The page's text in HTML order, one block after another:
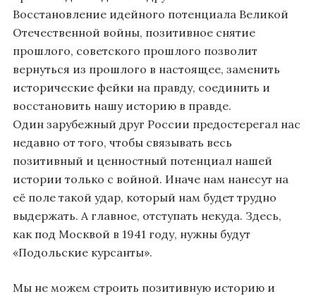
Восстановление идейного потенциала Великой
Отечественной войны, позитивное снятие
прошлого, советского прошлого позволит
вернуться из прошлого в настоящее, заменить
исторические фейки на правду, соединить и
восстановить нашу историю в правде.
Один зарубежный друг России предостерегал нас
недавно от того, чтобы связывать весь
позитивный и ценностный потенциал нашей
истории только с войной. Иначе нам нанесут на
её поле такой удар, который нам будет трудно
выдержать. А главное, отступать некуда. Здесь,
как под Москвой в 1941 году, нужны будут
«Подольские курсанты».
Мы не можем строить позитивную историю и